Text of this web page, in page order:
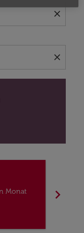
close
close
Monat
chevron_right